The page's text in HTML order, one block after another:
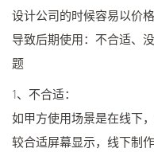
设计公司的时候容易以价
导致后期使用：不合适、
题
1、不合适：
如甲方使用场景是在线下
较合适屏幕显示，线下制